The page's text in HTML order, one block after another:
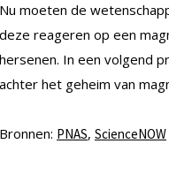
Nu moeten de
deze reageren op een
hersenen. In een volgend
achter het geheim van
Bronnen: PNAS, ScienceNOW